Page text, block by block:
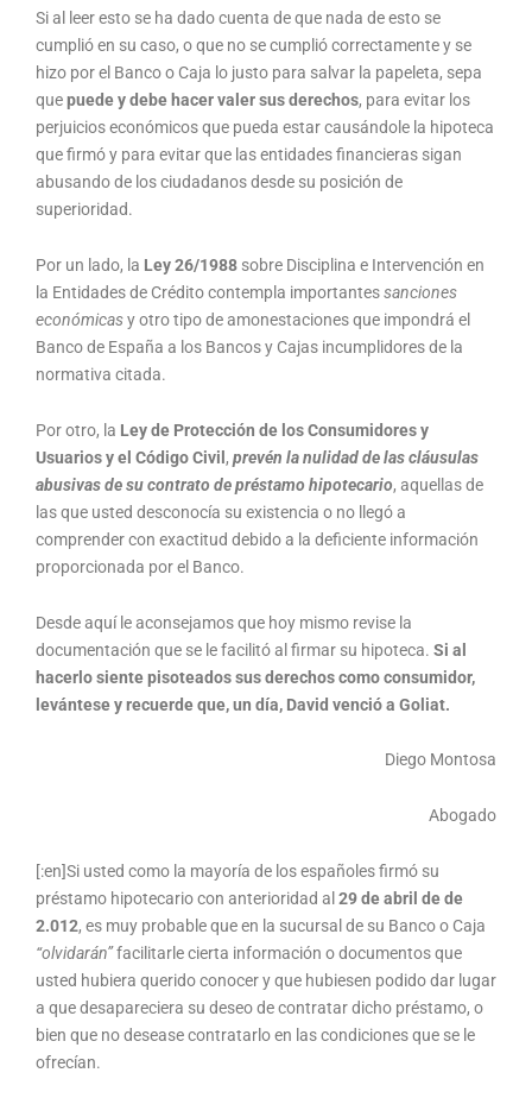
Si al leer esto se ha dado cuenta de que nada de esto se
cumplió en su caso, o que no se cumplió correctamente y se
hizo por el Banco o Caja lo justo para salvar la papeleta, sepa
quepuede y debe hacer valer sus derechos, para evitar los
perjuicios económicos que pueda estar causándole la hipoteca
que firmó y para evitar que las entidades financieras sigan
abusando de los ciudadanos desde su posición de
superioridad.
Por un lado, la Ley 26/1988 sobre Disciplina e Intervención en
la Entidades de Crédito contempla importantessanciones
económicasy otro tipo de amonestaciones que impondrá el
Banco de España a los Bancos y Cajas incumplidores de la
normativa citada.
Por otro, la Ley de Protección de los Consumidores y
Usuarios y el Código Civil, prevén la nulidad de las cláusulas
abusivas de su contrato de préstamo hipotecario, aquellas de
las que usted desconocía su existencia o no llegó a
comprender con exactitud debido a la deficiente información
proporcionada por el Banco.
Desde aquí le aconsejamos que hoy mismo revise la
documentación que se le facilitó al firmar su hipoteca. Si al
hacerlo siente pisoteados sus derechos como consumidor,
levántese y recuerde que, un día, David venció a Goliat.
Diego Montosa
Abogado
[:en]Si usted como la mayoría de los españoles firmó su
préstamo hipotecario con anterioridad al 29 de abril de de
2.012, es muy probable que en la sucursal de su Banco o Caja
“olvidarán”facilitarle cierta información o documentos que
usted hubiera querido conocer y que hubiesen podido dar lugar
a que desapareciera su deseo de contratar dicho préstamo, o
bien que no desease contratarlo en las condiciones que se le
ofrecían.